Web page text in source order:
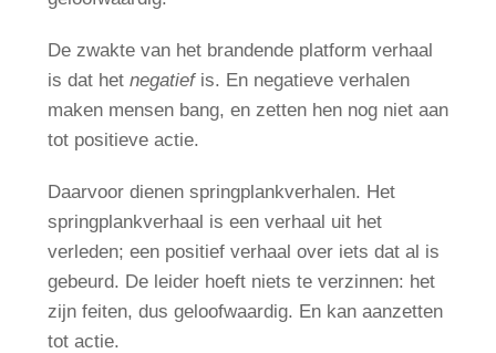
De zwakte van het brandende platform verhaal
is dat het negatiefis. En negatieve verhalen
maken mensen bang, en zetten hen nog niet aan
tot positieve actie.
Daarvoor dienen springplankverhalen. Het
springplankverhaal is een verhaal uit het
verleden; een positief verhaal over iets dat al is
gebeurd. De leider hoeft niets te verzinnen: het
zijn feiten, dus geloofwaardig. En kan aanzetten
tot actie.